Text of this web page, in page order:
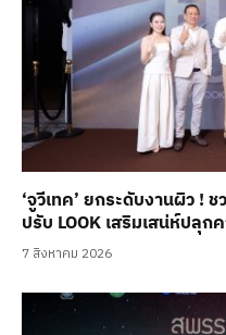
‘จูวีเทค’ ยกระดับงานผิว !
ปรับ LOOK เสริมเสน่ห์ปลุก
7 สิงหาคม 2026